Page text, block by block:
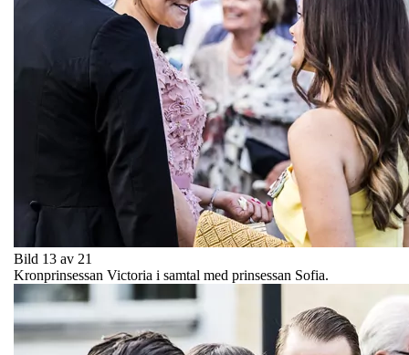
Bild 13 av 21
Kronprinsessan Victoria i samtal med prinsessan Sofia.